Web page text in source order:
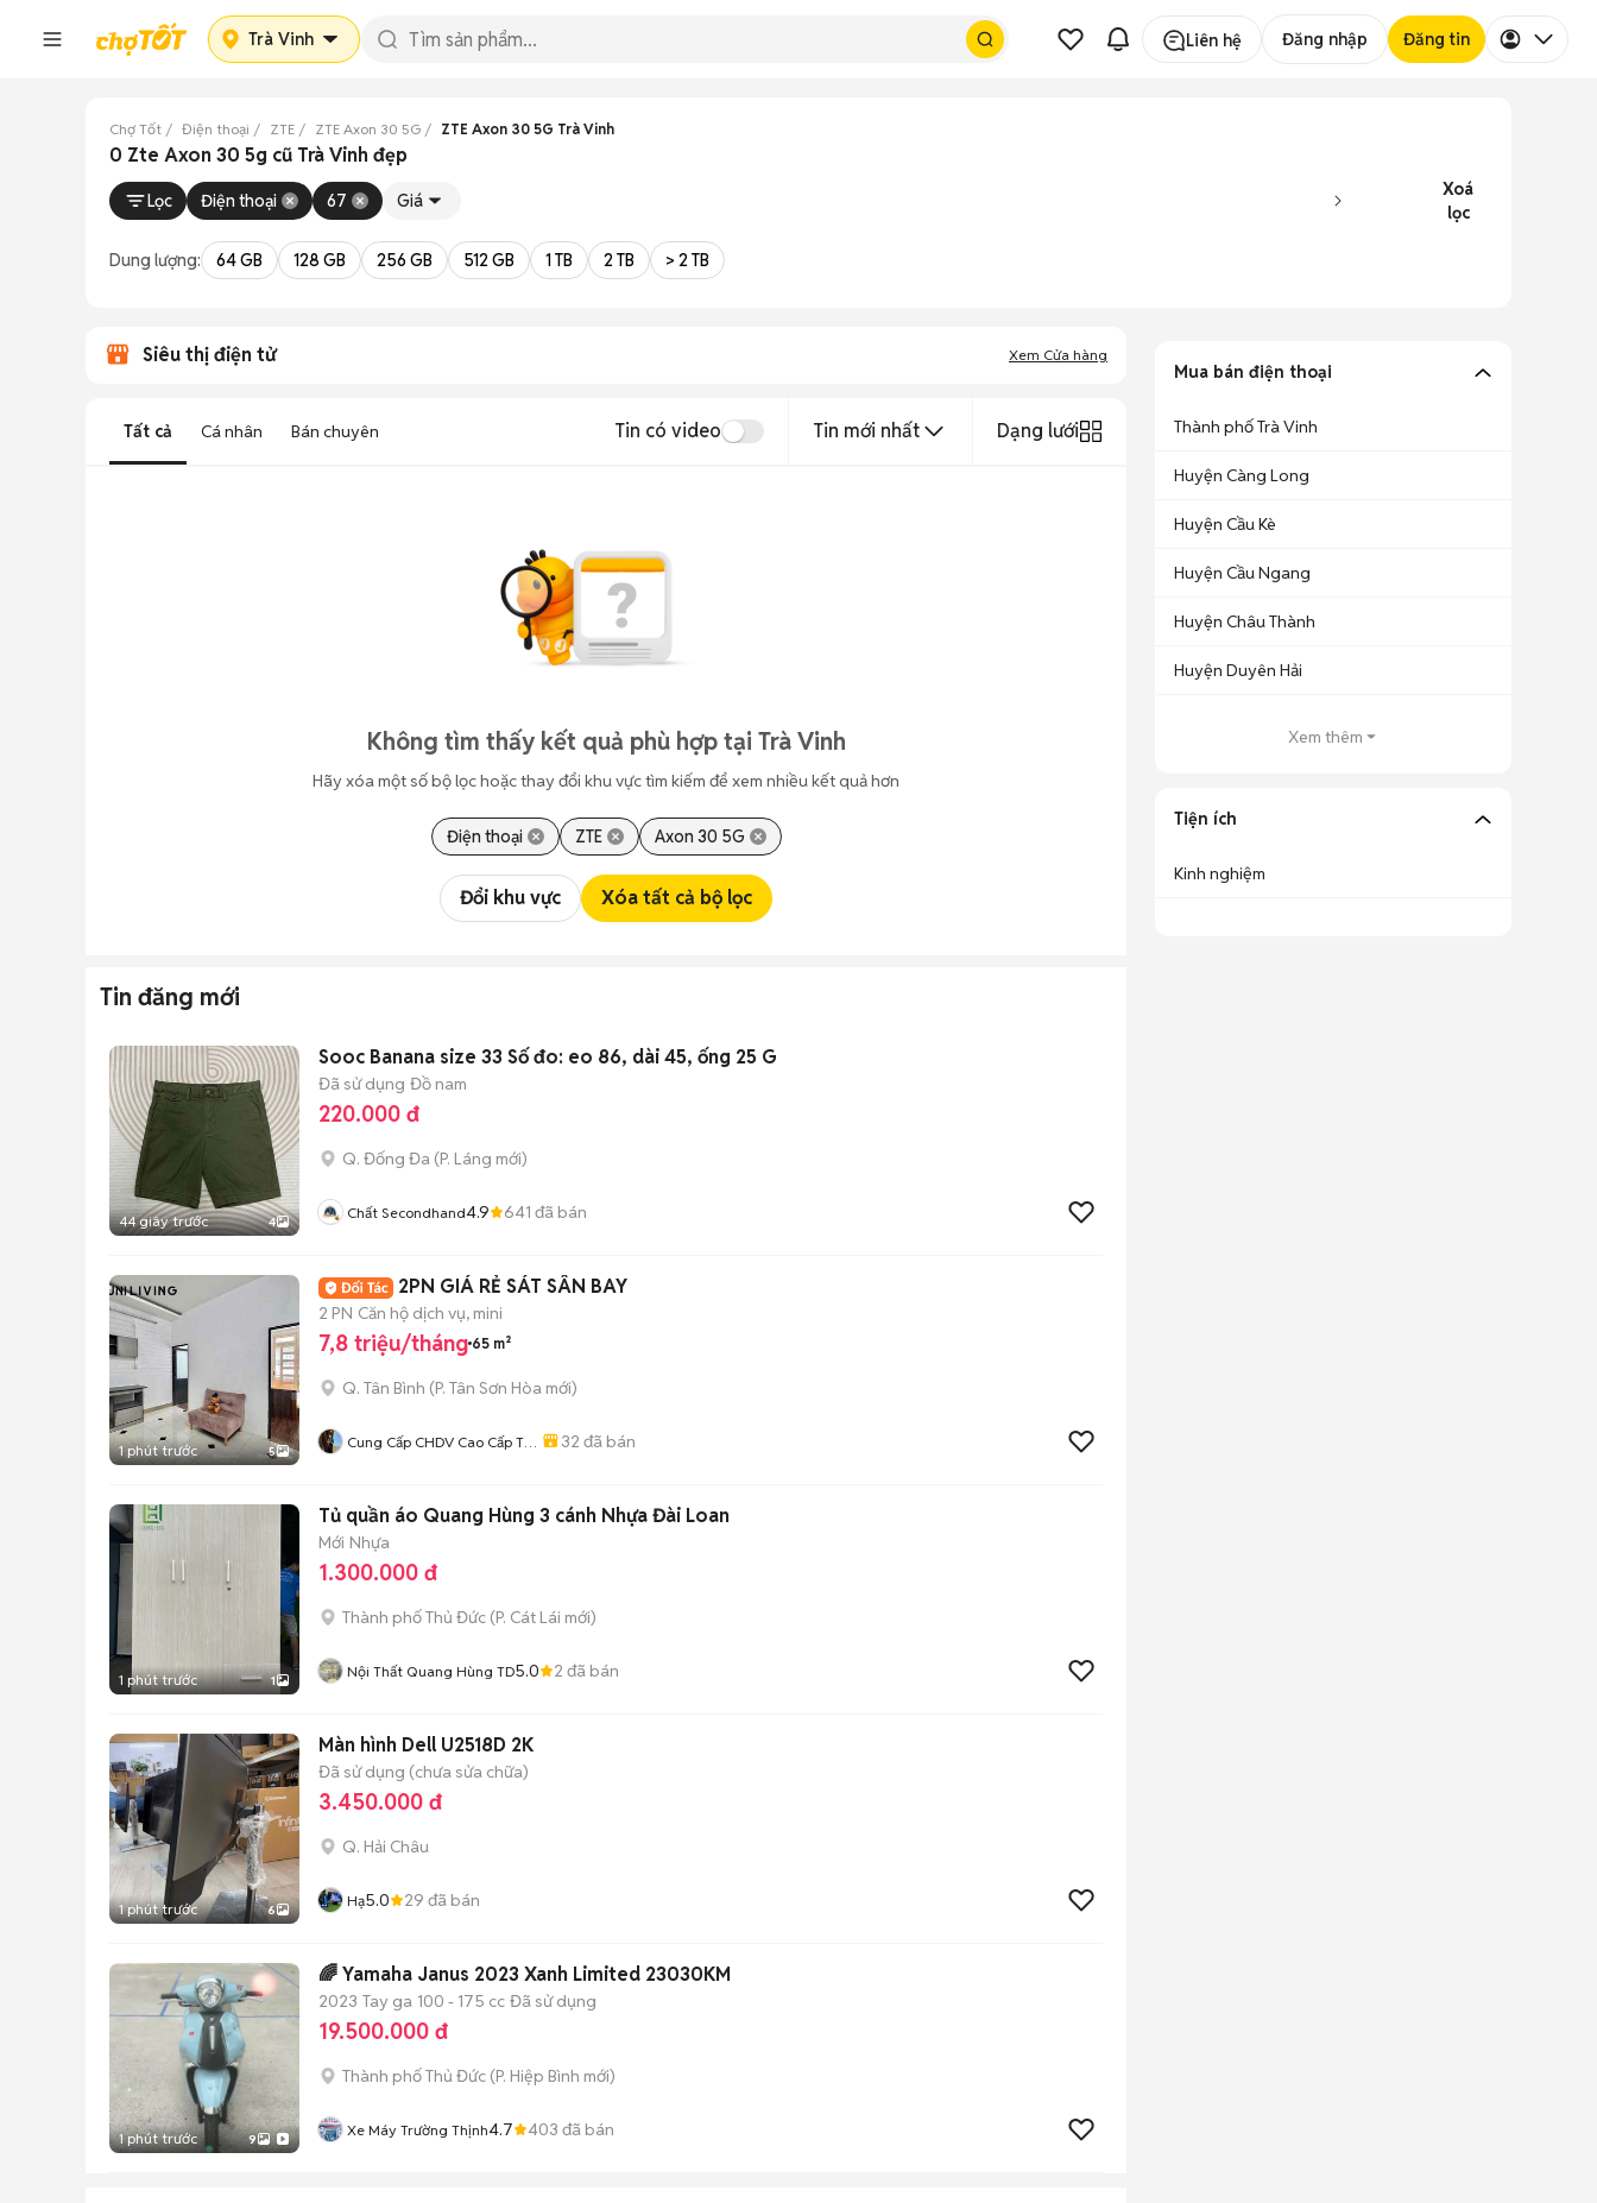
Trà Vinh Liên hệ Đăng nhập Đăng tin
Chợ Tốt Điện thoại ZTE ZTE Axon 30 5G ZTE Axon 30 5G Trà Vinh
0 Zte Axon 30 5g cũ Trà Vinh đẹp
Lọc Điện thoại 67 Giá
Xoá
lọc
Dung lượng: 64 GB 128 GB 256 GB 512 GB 1 TB 2 TB > 2 TB
Siêu thị điện tử Xem Cửa hàng
Tất cả Cá nhân Bán chuyên Tin có video Tin mới nhất Dạng lưới
Không tìm thấy kết quả phù hợp tại Trà Vinh
Hãy xóa một số bộ lọc hoặc thay đổi khu vực tìm kiếm để xem nhiều kết quả hơn
Điện thoại ZTE Axon 30 5G
Đổi khu vực Xóa tất cả bộ lọc
Tin đăng mới
44 giây trước 4
Sooc Banana size 33 Số đo: eo 86, dài 45, ống 25 G
Đã sử dụng Đồ nam
220.000 đ
Q. Đống Đa (P. Láng mới)
Chất Secondhand4.9 641 đã bán
1 phút trước 5
2PN GIÁ RẺ SÁT SÂN BAY
2 PN Căn hộ dịch vụ, mini
7,8 triệu/tháng 65 m²
Q. Tân Bình (P. Tân Sơn Hòa mới)
Cung Cấp CHDV Cao Cấp Tân
32 đã bán
1 phút trước 1
Tủ quần áo Quang Hùng 3 cánh Nhựa Đài Loan
Mới Nhựa
1.300.000 đ
Thành phố Thủ Đức (P. Cát Lái mới)
Nội Thất Quang Hùng TD5.0 2 đã bán
1 phút trước 6
Màn hình Dell U2518D 2K
Đã sử dụng (chưa sửa chữa)
3.450.000 đ
Q. Hải Châu
Hạ5.0 29 đã bán
1 phút trước 9
🌈 Yamaha Janus 2023 Xanh Limited 23030KM
2023 Tay ga 100 - 175 cc Đã sử dụng
19.500.000 đ
Thành phố Thủ Đức (P. Hiệp Bình mới)
Xe Máy Trường Thịnh4.7 403 đã bán
Mua bán điện thoại
Thành phố Trà Vinh
Huyện Càng Long
Huyện Cầu Kè
Huyện Cầu Ngang
Huyện Châu Thành
Huyện Duyên Hải
Xem thêm
Tiện ích
Kinh nghiệm